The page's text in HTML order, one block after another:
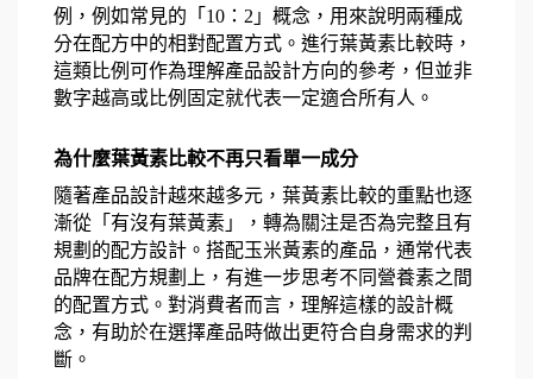
例，例如常見的「10：2」概念，用來說明兩種成
分在配方中的相對配置方式。進行葉黃素比較時，
這類比例可作為理解產品設計方向的參考，但並非
數字越高或比例固定就代表一定適合所有人。
為什麼葉黃素比較不再只看單一成分
隨著產品設計越來越多元，葉黃素比較的重點也逐
漸從「有沒有葉黃素」，轉為關注是否為完整且有
規劃的配方設計。搭配玉米黃素的產品，通常代表
品牌在配方規劃上，有進一步思考不同營養素之間
的配置方式。對消費者而言，理解這樣的設計概
念，有助於在選擇產品時做出更符合自身需求的判
斷。